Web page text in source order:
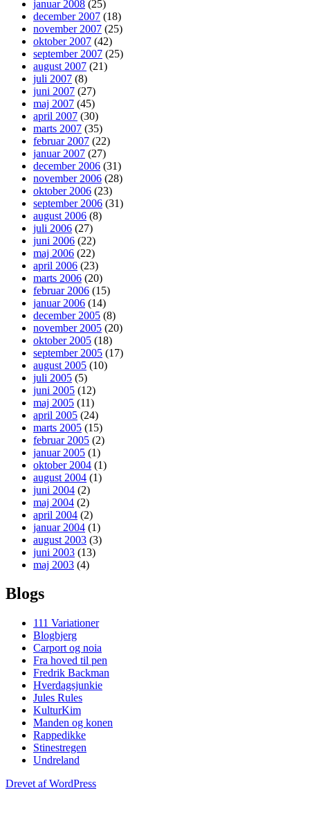
januar 2008 (25)
december 2007 (18)
november 2007 (25)
oktober 2007 (42)
september 2007 (25)
august 2007 (21)
juli 2007 (8)
juni 2007 (27)
maj 2007 (45)
april 2007 (30)
marts 2007 (35)
februar 2007 (22)
januar 2007 (27)
december 2006 (31)
november 2006 (28)
oktober 2006 (23)
september 2006 (31)
august 2006 (8)
juli 2006 (27)
juni 2006 (22)
maj 2006 (22)
april 2006 (23)
marts 2006 (20)
februar 2006 (15)
januar 2006 (14)
december 2005 (8)
november 2005 (20)
oktober 2005 (18)
september 2005 (17)
august 2005 (10)
juli 2005 (5)
juni 2005 (12)
maj 2005 (11)
april 2005 (24)
marts 2005 (15)
februar 2005 (2)
januar 2005 (1)
oktober 2004 (1)
august 2004 (1)
juni 2004 (2)
maj 2004 (2)
april 2004 (2)
januar 2004 (1)
august 2003 (3)
juni 2003 (13)
maj 2003 (4)
Blogs
111 Variationer
Blogbjerg
Carport og noia
Fra hoved til pen
Fredrik Backman
Hverdagsjunkie
Jules Rules
KulturKim
Manden og konen
Rappedikke
Stinestregen
Undreland
Drevet af WordPress